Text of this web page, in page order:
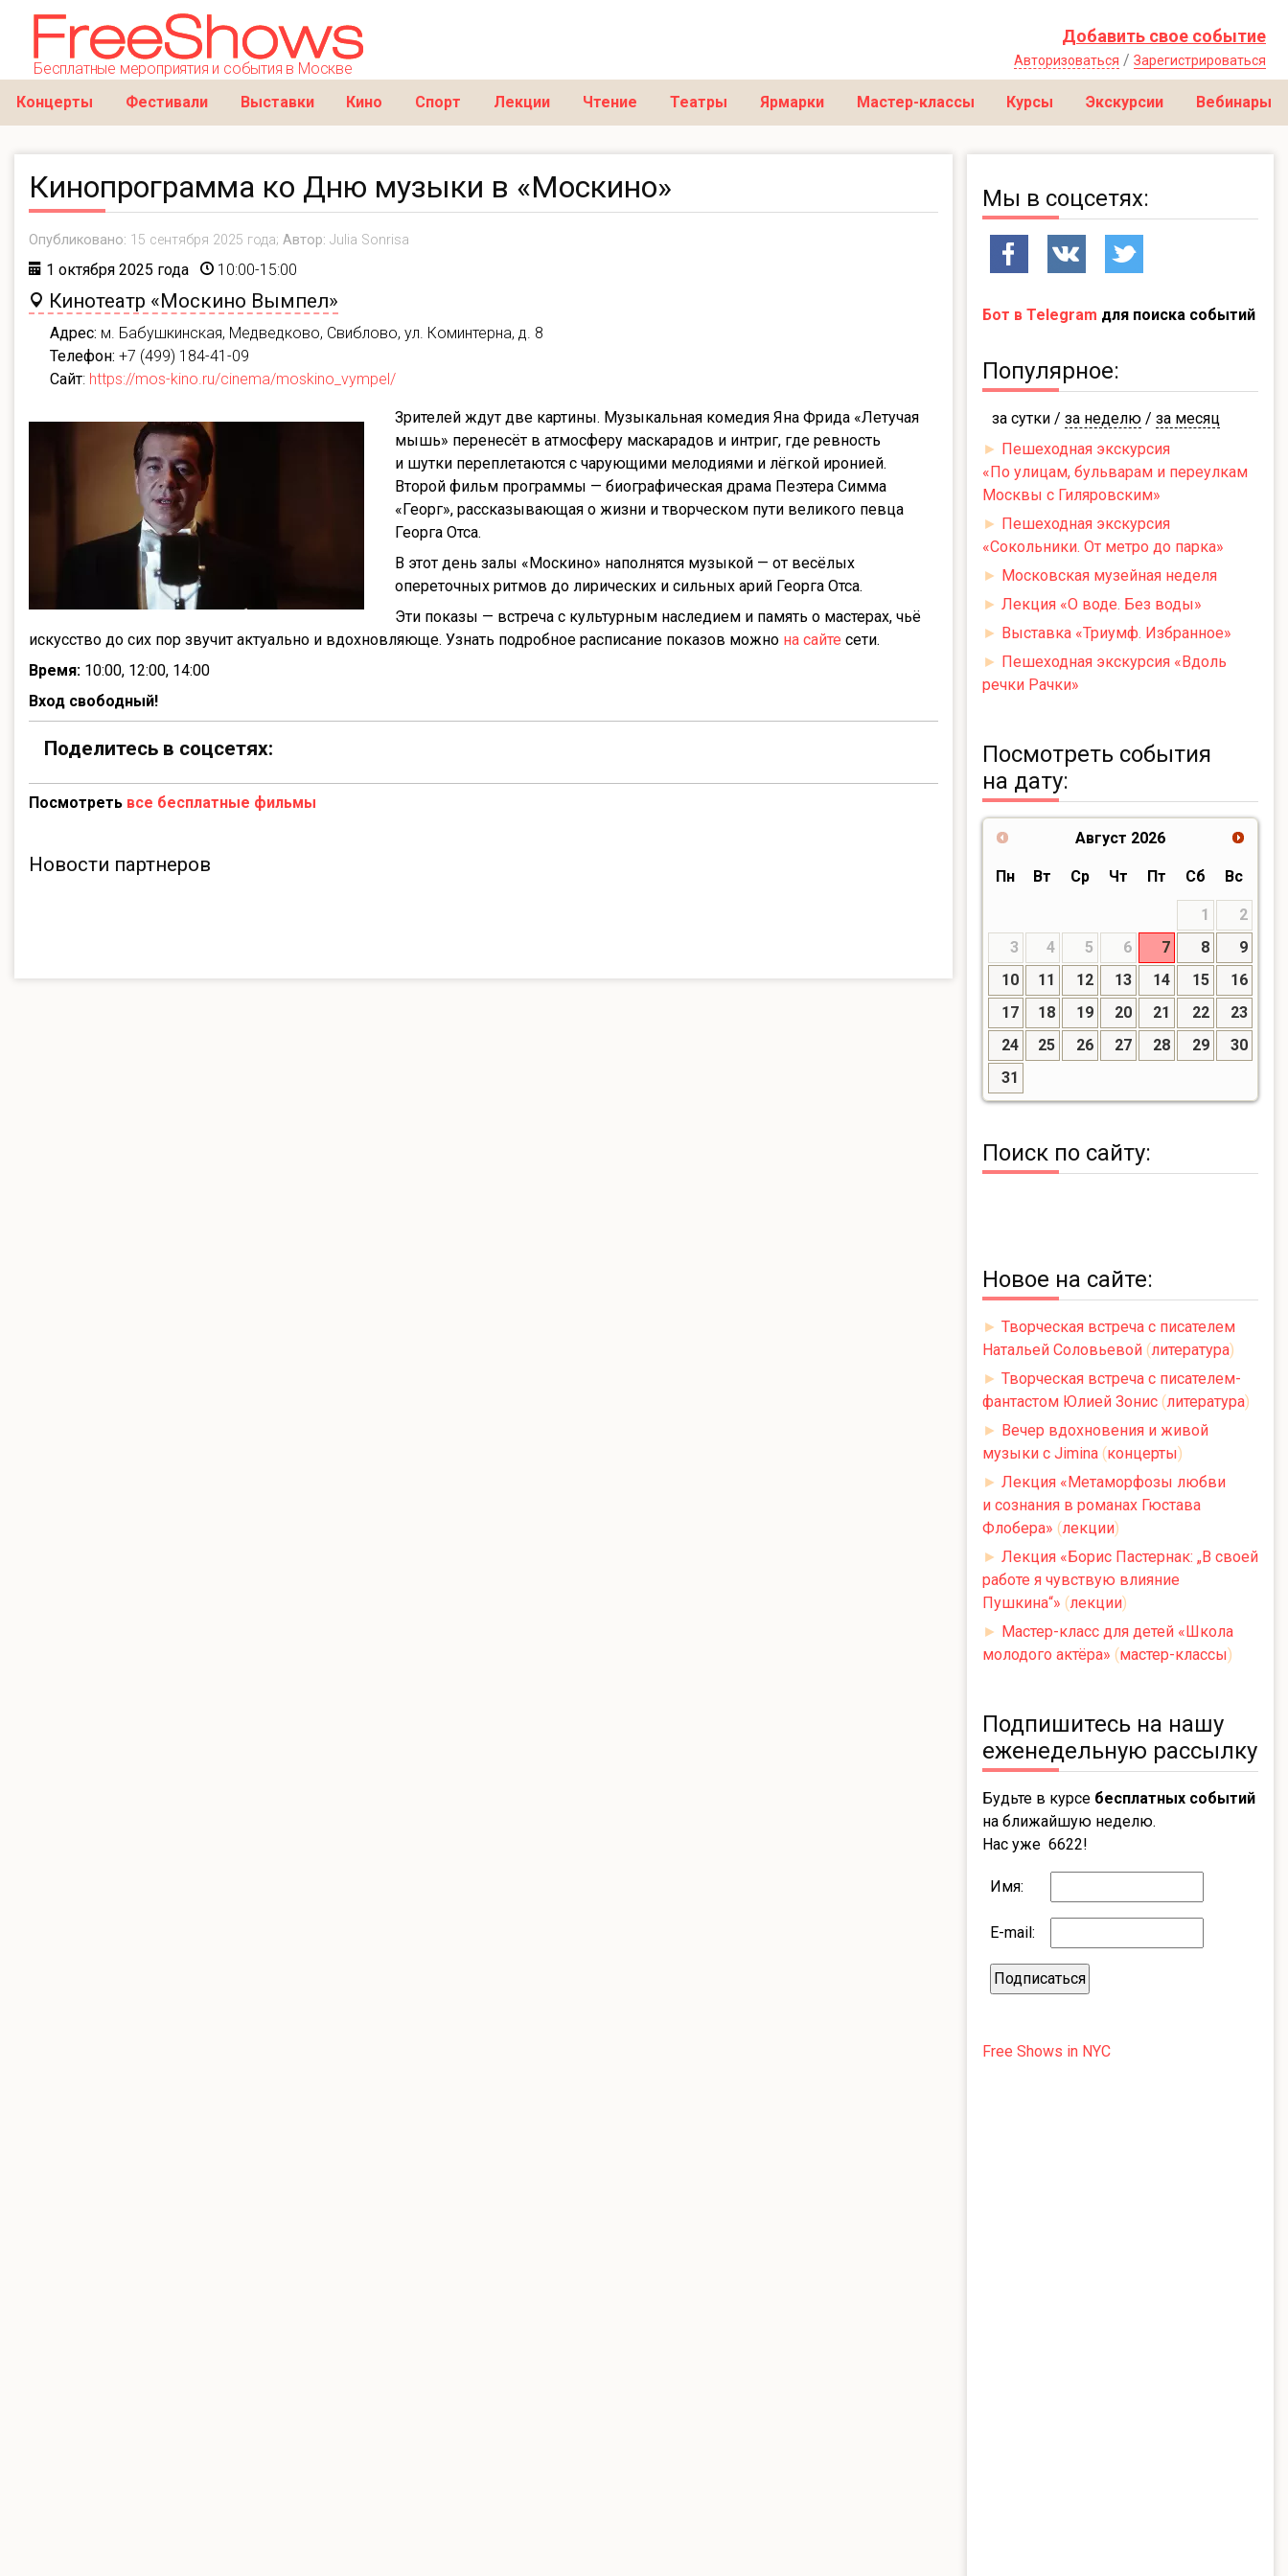
Бесплатные мероприятия и события в Москве
Добавить свое событие
Авторизоваться / Зарегистрироваться
Концерты Фестивали Выставки Кино Спорт Лекции Чтение Театры Ярмарки Мастер-классы Курсы Экскурсии Вебинары
Кинопрограмма ко Дню музыки в «Москино»
Опубликовано: 15 сентября 2025 года; Автор: Julia Sonrisa
1 октября 2025 года 10:00-15:00
Кинотеатр «Москино Вымпел»
Адрес: м. Бабушкинская, Медведково, Свиблово, ул. Коминтерна, д. 8
Телефон: +7 (499) 184-41-09
Сайт: https://mos-kino.ru/cinema/moskino_vympel/
Зрителей ждут две картины. Музыкальная комедия Яна Фрида «Летучая
мышь» перенесёт в атмосферу маскарадов и интриг, где ревность
и шутки переплетаются с чарующими мелодиями и лёгкой иронией.
Второй фильм программы — биографическая драма Пеэтера Симма
«Георг», рассказывающая о жизни и творческом пути великого певца
Георга Отса.
В этот день залы «Москино» наполнятся музыкой — от весёлых
опереточных ритмов до лирических и сильных арий Георга Отса.
Эти показы — встреча с культурным наследием и память о мастерах, чьё
искусство до сих пор звучит актуально и вдохновляюще. Узнать подробное расписание показов можно на сайте сети.
Время: 10:00, 12:00, 14:00
Вход свободный!
Поделитесь в соцсетях:
Посмотреть все бесплатные фильмы
Новости партнеров
Мы в соцсетях:
Бот в Telegram для поиска событий
Популярное:
за сутки / за неделю / за месяц
► Пешеходная экскурсия
«По улицам, бульварам и переулкам
Москвы с Гиляровским»
► Пешеходная экскурсия
«Сокольники. От метро до парка»
► Московская музейная неделя
► Лекция «О воде. Без воды»
► Выставка «Триумф. Избранное»
► Пешеходная экскурсия «Вдоль
речки Рачки»
Посмотреть события
на дату:
Август 2026
Пн Вт Ср Чт Пт Сб Вс
1
2
3
4 5 6 7 8
9
10
11 12 13 14 15
16
17
18 19 20 21 22
23
24
25 26 27 28 29
30
31
Поиск по сайту:
Новое на сайте:
► Творческая встреча с писателем
Натальей Соловьевой (литература)
► Творческая встреча с писателем-
фантастом Юлией Зонис (литература)
► Вечер вдохновения и живой
музыки с Jimina (концерты)
► Лекция «Метаморфозы любви
и сознания в романах Гюстава
Флобера» (лекции)
► Лекция «Борис Пастернак: „В своей
работе я чувствую влияние
Пушкина“» (лекции)
► Мастер-класс для детей «Школа
молодого актёра» (мастер-классы)
Подпишитесь на нашу
еженедельную рассылку
Будьте в курсе бесплатных событий
на ближайшую неделю.
Нас уже 6622!
Имя:
E-mail:
Free Shows in NYC